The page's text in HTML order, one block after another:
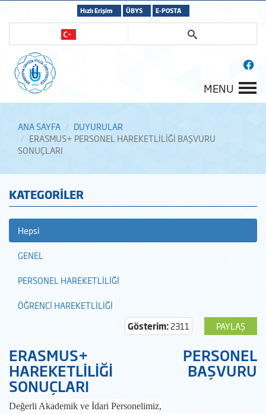
Hızlı Erişim ÜBYS E-POSTA
MENU
ANA SAYFA
DUYURULAR
ERASMUS+ PERSONEL HAREKETLİLİĞİ BAŞVURU
SONUÇLARI
KATEGORİLER
Hepsi
GENEL
PERSONEL HAREKETLİLİĞİ
ÖĞRENCİ HAREKETLİLİĞİ
PAYLAŞ
Gösterim:2311
ERASMUS+ PERSONEL
HAREKETLİLİĞİ BAŞVURU
SONUÇLARI
Değerli Akademik ve İdari Personelimiz,